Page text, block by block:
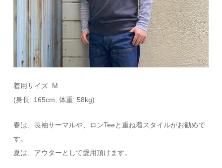
着用サイズ: M
(身長: 165cm, 体重: 58kg)
春は、長袖サーマルや、ロンTeeと重ね着スタイルがお勧めで
す。
夏は、アウターとして愛用頂けます。